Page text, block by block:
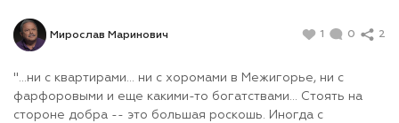
Мирослав Маринович 1 0 2
"…ни с квартирами... ни с хоромами в Межигорье, ни с
фарфоровыми и еще какими-то богатствами... Стоять на
стороне добра -- это большая роскошь. Иногда с